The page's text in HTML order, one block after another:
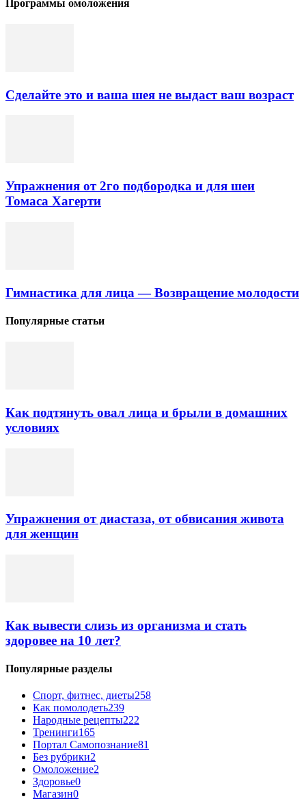
Программы омоложения
Сделайте это и ваша шея не выдаст ваш возраст
Упражнения от 2го подбородка и для шеи
Томаса Хагерти
Гимнастика для лица — Возвращение молодости
Популярные статьи
Как подтянуть овал лица и брыли в домашних
условиях
Упражнения от диастаза, от обвисания живота
для женщин
Как вывести слизь из организма и стать
здоровее на 10 лет?
Популярные разделы
Спорт, фитнес, диеты258
Как помолодеть239
Народные рецепты222
Тренинги165
Портал Самопознание81
Без рубрики2
Омоложение2
Здоровье0
Магазин0